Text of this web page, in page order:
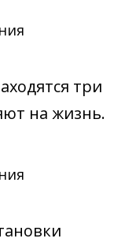
три
на жизнь.